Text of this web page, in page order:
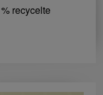
recycelte